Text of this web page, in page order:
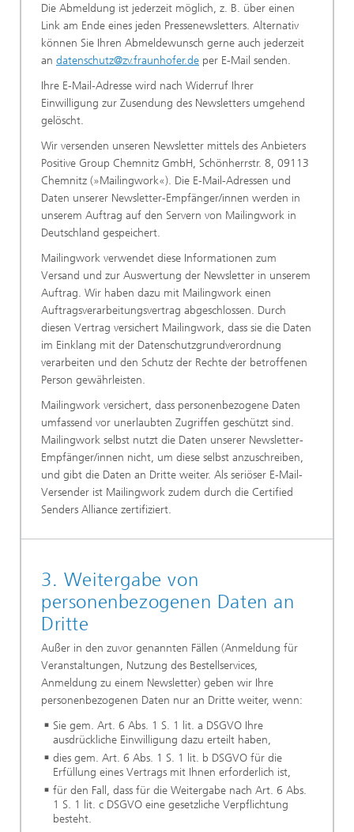
Die Abmeldung ist jederzeit möglich, z. B. über einen
Link am Ende eines jeden Pressenewsletters. Alternativ
können Sie Ihren Abmeldewunsch gerne auch jederzeit
an datenschutz@zv.fraunhofer.de per E-Mail senden.
Ihre E-Mail-Adresse wird nach Widerruf Ihrer
Einwilligung zur Zusendung des Newsletters umgehend
gelöscht.
Wir versenden unseren Newsletter mittels des Anbieters
Positive Group Chemnitz GmbH, Schönherrstr. 8, 09113
Chemnitz (»Mailingwork«). Die E-Mail-Adressen und
Daten unserer Newsletter-Empfänger/innen werden in
unserem Auftrag auf den Servern von Mailingwork in
Deutschland gespeichert.
Mailingwork verwendet diese Informationen zum
Versand und zur Auswertung der Newsletter in unserem
Auftrag. Wir haben dazu mit Mailingwork einen
Auftragsverarbeitungsvertrag abgeschlossen. Durch
diesen Vertrag versichert Mailingwork, dass sie die Daten
im Einklang mit der Datenschutzgrundverordnung
verarbeiten und den Schutz der Rechte der betroffenen
Person gewährleisten.
Mailingwork versichert, dass personenbezogene Daten
umfassend vor unerlaubten Zugriffen geschützt sind.
Mailingwork selbst nutzt die Daten unserer Newsletter-
Empfänger/innen nicht, um diese selbst anzuschreiben,
und gibt die Daten an Dritte weiter. Als seriöser E-Mail-
Versender ist Mailingwork zudem durch die Certified
Senders Alliance zertifiziert.
3. Weitergabe von
personenbezogenen Daten an
Dritte
Außer in den zuvor genannten Fällen (Anmeldung für
Veranstaltungen, Nutzung des Bestellservices,
Anmeldung zu einem Newsletter) geben wir Ihre
personenbezogenen Daten nur an Dritte weiter, wenn:
Sie gem. Art. 6 Abs. 1 S. 1 lit. a DSGVO Ihre
ausdrückliche Einwilligung dazu erteilt haben,
dies gem. Art. 6 Abs. 1 S. 1 lit. b DSGVO für die
Erfüllung eines Vertrags mit Ihnen erforderlich ist,
für den Fall, dass für die Weitergabe nach Art. 6 Abs.
1 S. 1 lit. c DSGVO eine gesetzliche Verpflichtung
besteht.